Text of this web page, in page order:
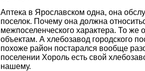
Аптека в Ярославском одна, она
поселок. Почему она должна
межпоселенческого характера. То же
объектам. А хлебозавод городского
похоже район постарался вообще
поселении Хороль есть свой
нашему.